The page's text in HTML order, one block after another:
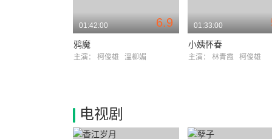
6.9
01:42:00
鸦魔
主演： 柯俊雄 溫柳媚
01:33:00
小姨怀春
主演： 林青霞 柯俊雄
电视剧